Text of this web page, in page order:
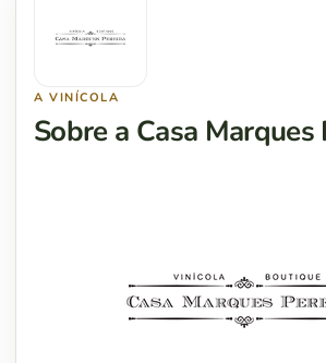
A VINÍCOLA
Sobre a Casa Marques